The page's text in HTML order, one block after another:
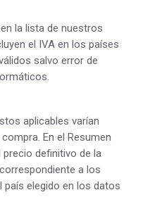
la lista de nuestros
el IVA en los países
salvo error de
aplicables varían
En el Resumen
definitivo de la
a los
país elegido en los datos